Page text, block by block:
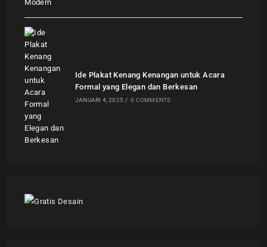
Ide Plakat Kenang Kenangan untuk Acara
Formal yang Elegan dan Berkesan
JANUARI 4, 2025 / 0 COMMENTS